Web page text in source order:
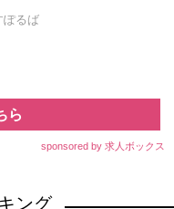
ぽるば
ら
sponsored by 求人ボックス
ング